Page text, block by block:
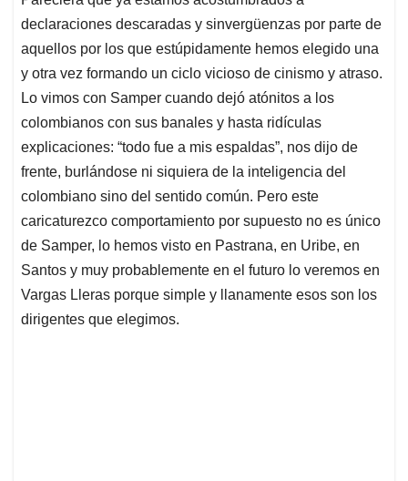
s
A
p
p
b
o
o
k
e
d
I
n
l
a
d
s
declaraciones descaradas y sinvergüenzas por parte de
aquellos por los que estúpidamente hemos elegido una
y otra vez formando un ciclo vicioso de cinismo y atraso.
Lo vimos con Samper cuando dejó atónitos a los
colombianos con sus banales y hasta ridículas
explicaciones: “todo fue a mis espaldas”, nos dijo de
frente, burlándose ni siquiera de la inteligencia del
colombiano sino del sentido común. Pero este
caricaturezco comportamiento por supuesto no es único
de Samper, lo hemos visto en Pastrana, en Uribe, en
Santos y muy probablemente en el futuro lo veremos en
Vargas Lleras porque simple y llanamente esos son los
dirigentes que elegimos.